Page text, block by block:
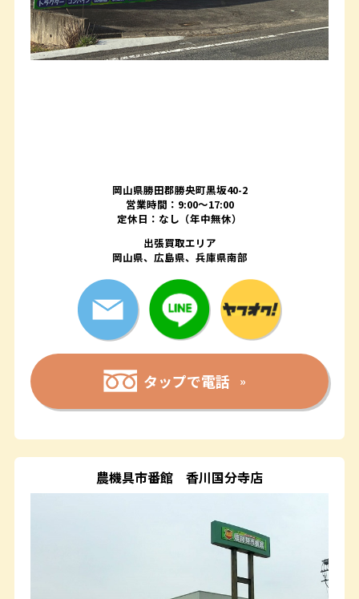
岡山県勝田郡勝央町黒坂40-2
営業時間：9:00～17:00
定休日：なし（年中無休）
出張買取エリア
岡山県、広島県、兵庫県南部
タップで電話
農機具市番館 香川国分寺店